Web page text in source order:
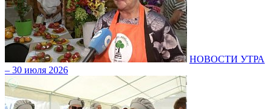
НОВОСТИ УТРА
– 30 июля 2026